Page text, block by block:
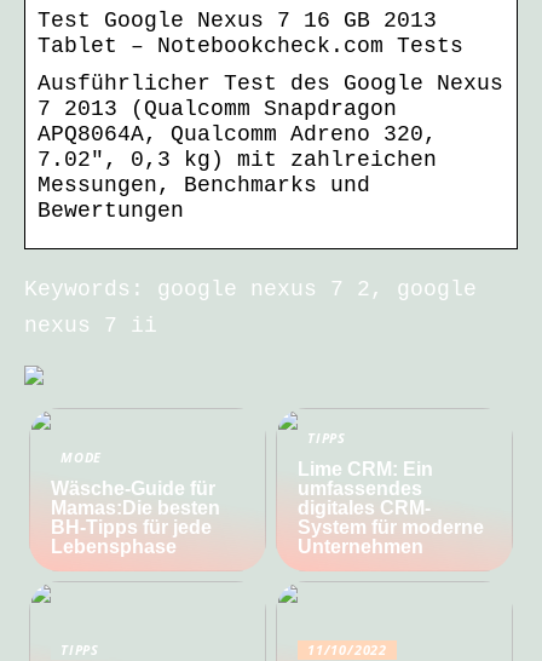
Test Google Nexus 7 16 GB 2013
Tablet – Notebookcheck.com Tests
Ausführlicher Test des Google Nexus
7 2013 (Qualcomm Snapdragon
APQ8064A, Qualcomm Adreno 320,
7.02″, 0,3 kg) mit zahlreichen
Messungen, Benchmarks und
Bewertungen
Keywords: google nexus 7 2, google
nexus 7 ii
MODE
Wäsche-Guide für
Mamas:Die besten
BH-Tipps für jede
Lebensphase
TIPPS
Lime CRM: Ein
umfassendes
digitales CRM-
System für moderne
Unternehmen
TIPPS 11/10/2022